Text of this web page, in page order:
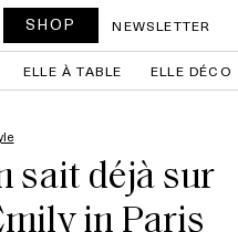
SHOP NEWSLETTER
ELLE À TABLE ELLE DÉCO
sait déjà sur
in Paris